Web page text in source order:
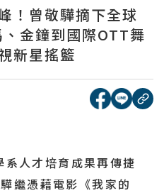
！曾敬驊摘下全球
金鐘到國際OTT舞
新星搖籃
[另開新
[另開
複
人才培育成果再傳捷
繼憑藉電影《我家的